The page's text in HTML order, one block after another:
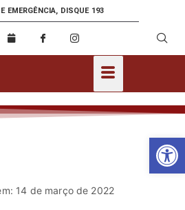
EMERGÊNCIA, DISQUE 193
14 de março de 2022